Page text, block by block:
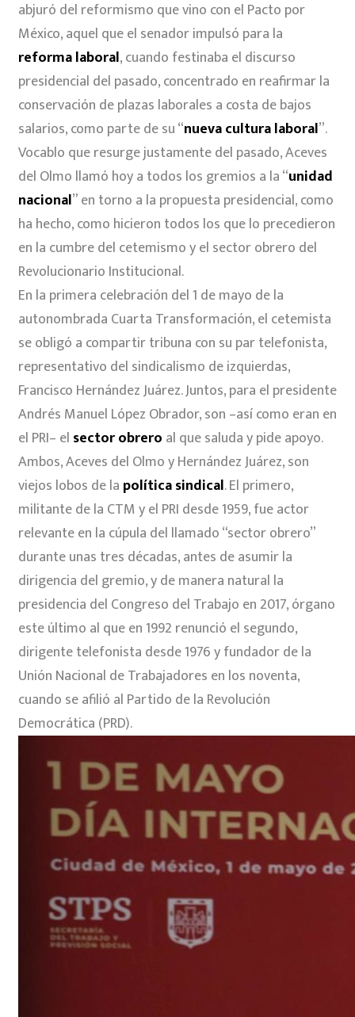
abjuró del reformismo que vino con el Pacto por
México, aquel que el senador impulsó para la
reforma laboral, cuando festinaba el discurso
presidencial del pasado, concentrado en reafirmar la
conservación de plazas laborales a costa de bajos
salarios, como parte de su “nueva cultura laboral”.
Vocablo que resurge justamente del pasado, Aceves
del Olmo llamó hoy a todos los gremios a la “unidad
nacional” en torno a la propuesta presidencial, como
ha hecho, como hicieron todos los que lo precedieron
en la cumbre del cetemismo y el sector obrero del
Revolucionario Institucional.
En la primera celebración del 1 de mayo de la
autonombrada Cuarta Transformación, el cetemista
se obligó a compartir tribuna con su par telefonista,
representativo del sindicalismo de izquierdas,
Francisco Hernández Juárez. Juntos, para el presidente
Andrés Manuel López Obrador, son –así como eran en
el PRI– el sector obrero al que saluda y pide apoyo.
Ambos, Aceves del Olmo y Hernández Juárez, son
viejos lobos de la política sindical. El primero,
militante de la CTM y el PRI desde 1959, fue actor
relevante en la cúpula del llamado “sector obrero”
durante unas tres décadas, antes de asumir la
dirigencia del gremio, y de manera natural la
presidencia del Congreso del Trabajo en 2017, órgano
este último al que en 1992 renunció el segundo,
dirigente telefonista desde 1976 y fundador de la
Unión Nacional de Trabajadores en los noventa,
cuando se afilió al Partido de la Revolución
Democrática (PRD).